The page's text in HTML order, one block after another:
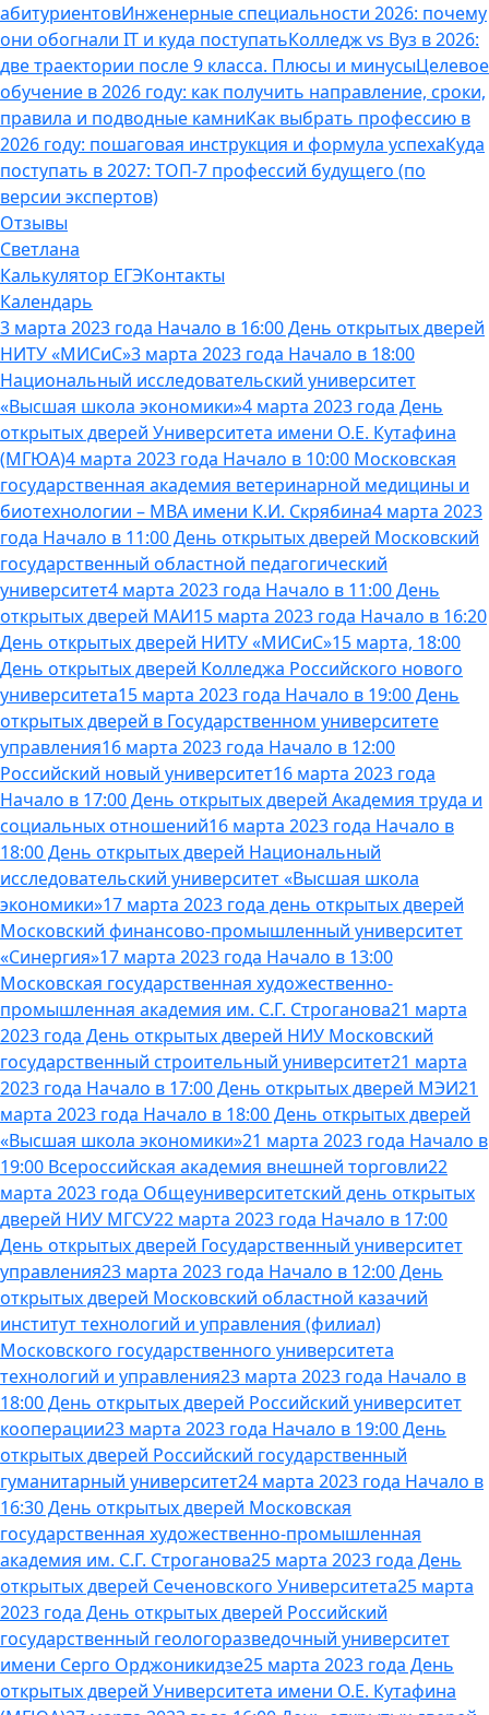
абитуриентовИнженерные специальности 2026: почему
они обогнали IT и куда поступатьКолледж vs Вуз в 2026:
две траектории после 9 класса. Плюсы и минусыЦелевое
обучение в 2026 году: как получить направление, сроки,
правила и подводные камниКак выбрать профессию в
2026 году: пошаговая инструкция и формула успехаКуда
поступать в 2027: ТОП-7 профессий будущего (по
версии экспертов)
Отзывы
Светлана
Калькулятор ЕГЭКонтакты
Календарь
3 марта 2023 года Начало в 16:00 День открытых дверей
НИТУ «МИСиС»3 марта 2023 года Начало в 18:00
Национальный исследовательский университет
«Высшая школа экономики»4 марта 2023 года День
открытых дверей Университета имени О.Е. Кутафина
(МГЮА)4 марта 2023 года Начало в 10:00 Московская
государственная академия ветеринарной медицины и
биотехнологии – МВА имени К.И. Скрябина4 марта 2023
года Начало в 11:00 День открытых дверей Московский
государственный областной педагогический
университет4 марта 2023 года Начало в 11:00 День
открытых дверей МАИ15 марта 2023 года Начало в 16:20
День открытых дверей НИТУ «МИСиС»15 марта, 18:00
День открытых дверей Колледжа Российского нового
университета15 марта 2023 года Начало в 19:00 День
открытых дверей в Государственном университете
управления16 марта 2023 года Начало в 12:00
Российский новый университет16 марта 2023 года
Начало в 17:00 День открытых дверей Академия труда и
социальных отношений16 марта 2023 года Начало в
18:00 День открытых дверей Национальный
исследовательский университет «Высшая школа
экономики»17 марта 2023 года день открытых дверей
Московский финансово-промышленный университет
«Синергия»17 марта 2023 года Начало в 13:00
Московская государственная художественно-
промышленная академия им. С.Г. Строганова21 марта
2023 года День открытых дверей НИУ Московский
государственный строительный университет21 марта
2023 года Начало в 17:00 День открытых дверей МЭИ21
марта 2023 года Начало в 18:00 День открытых дверей
«Высшая школа экономики»21 марта 2023 года Начало в
19:00 Всероссийская академия внешней торговли22
марта 2023 года Общеуниверситетский день открытых
дверей НИУ МГСУ22 марта 2023 года Начало в 17:00
День открытых дверей Государственный университет
управления23 марта 2023 года Начало в 12:00 День
открытых дверей Московский областной казачий
институт технологий и управления (филиал)
Московского государственного университета
технологий и управления23 марта 2023 года Начало в
18:00 День открытых дверей Российский университет
кооперации23 марта 2023 года Начало в 19:00 День
открытых дверей Российский государственный
гуманитарный университет24 марта 2023 года Начало в
16:30 День открытых дверей Московская
государственная художественно-промышленная
академия им. С.Г. Строганова25 марта 2023 года День
открытых дверей Сеченовского Университета25 марта
2023 года День открытых дверей Российский
государственный геологоразведочный университет
имени Серго Орджоникидзе25 марта 2023 года День
открытых дверей Университета имени О.Е. Кутафина